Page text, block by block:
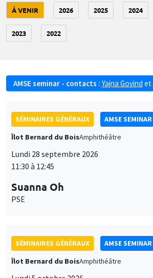
À VENIR 2026 2025 2024
2023 2022
AMSE seminar - contacts : Yajna Govind et
SÉMINAIRES GÉNÉRAUX
AMSE SEMINAR
Îlot Bernard du BoisAmphithéâtre
Lundi 28 septembre 2026
11:30 à 12:45
Suanna Oh
PSE
SÉMINAIRES GÉNÉRAUX
AMSE SEMINAR
Îlot Bernard du BoisAmphithéâtre